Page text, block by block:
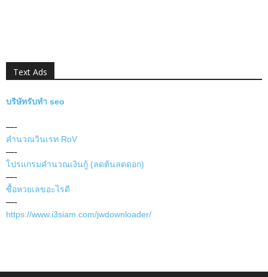
Text Ads
บริษัทรับทำ seo
—-
คำนวณวินเรท RoV
—-
โปรแกรมคำนวณเงินกู้ (ลดต้นลดดอก)
—-
ซื้อหวยเลขอะไรดี
—-
https://www.i3siam.com/jwdownloader/